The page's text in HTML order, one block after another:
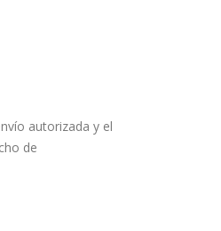
autorizada y el
de